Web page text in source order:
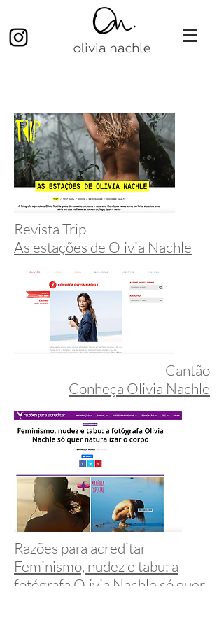
Revista Trip
As estações de Olivia Nachle
Cantão
Conheça Olivia Nachle
Razões para acreditar
Feminismo, nudez e tabu: a
fotógrafa Olivia Nachle só quer